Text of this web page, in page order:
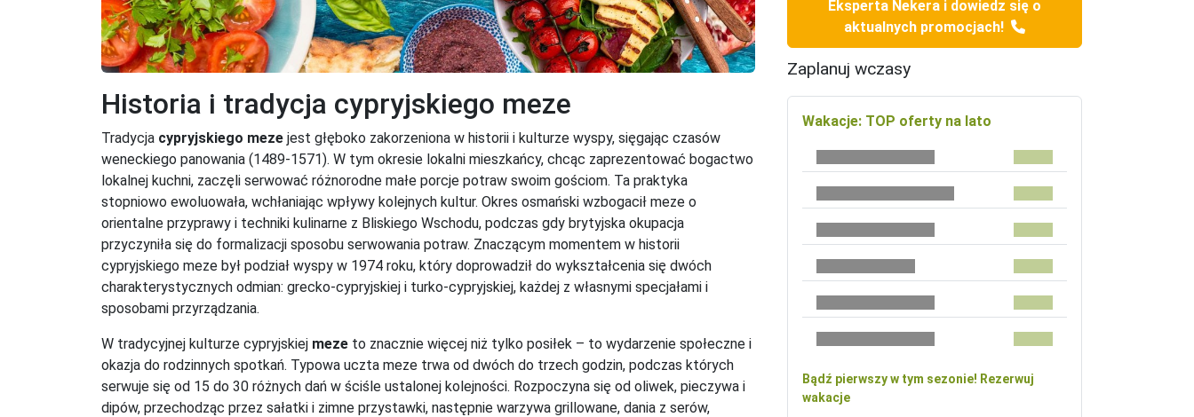
Historia i tradycja cypryjskiego meze
Tradycja cypryjskiego meze jest głęboko zakorzeniona w historii i kulturze wyspy, sięgając czasów
weneckiego panowania (1489-1571). W tym okresie lokalni mieszkańcy, chcąc zaprezentować bogactwo
lokalnej kuchni, zaczęli serwować różnorodne małe porcje potraw swoim gościom. Ta praktyka
stopniowo ewoluowała, wchłaniając wpływy kolejnych kultur. Okres osmański wzbogacił meze o
orientalne przyprawy i techniki kulinarne z Bliskiego Wschodu, podczas gdy brytyjska okupacja
przyczyniła się do formalizacji sposobu serwowania potraw. Znaczącym momentem w historii
cypryjskiego meze był podział wyspy w 1974 roku, który doprowadził do wykształcenia się dwóch
charakterystycznych odmian: grecko-cypryjskiej i turko-cypryjskiej, każdej z własnymi specjałami i
sposobami przyrządzania.
W tradycyjnej kulturze cypryjskiej meze to znacznie więcej niż tylko posiłek – to wydarzenie społeczne i
okazja do rodzinnych spotkań. Typowa uczta meze trwa od dwóch do trzech godzin, podczas których
serwuje się od 15 do 30 różnych dań w ściśle ustalonej kolejności. Rozpoczyna się od oliwek, pieczywa i
dipów, przechodząc przez sałatki i zimne przystawki, następnie warzywa grillowane, dania z serów,
Eksperta Nekera i dowiedz się o
aktualnych promocjach!
Zaplanuj wczasy
Wakacje: TOP oferty na lato
Bądź pierwszy w tym sezonie! Rezerwuj
wakacje